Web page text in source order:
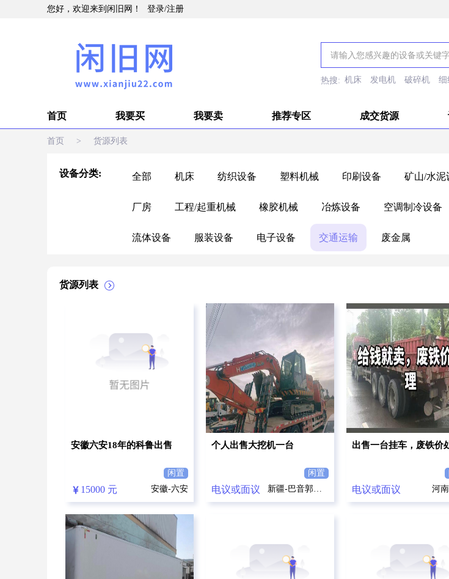
您好，欢迎来到闲旧网！ 登录/注册
热搜: 机床 发电机 破碎机 细
首页 我要买 我要卖 推荐专区 成交货源
首页 > 货源列表
设备分类: 全部 机床 纺织设备 塑料机械 印刷设备 矿山/水泥
厂房 工程/起重机械 橡胶机械 冶炼设备 空调制冷设备
流体设备 服装设备 电子设备 交通运输 废金属
货源列表
安徽六安18年的科鲁出售
闲置
15000 元 安徽-六安
个人出售大挖机一台
闲置
电议或面议 新疆-巴音郭楞蒙古自治州
出售一台挂车，废铁价
电议或面议 河